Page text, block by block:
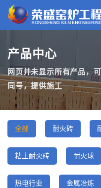
产品中心
网页并未显示所有产品，
同号，提供施工
全部 耐火砖
粘土耐火砖 耐火球
热电行业 金属冶炼